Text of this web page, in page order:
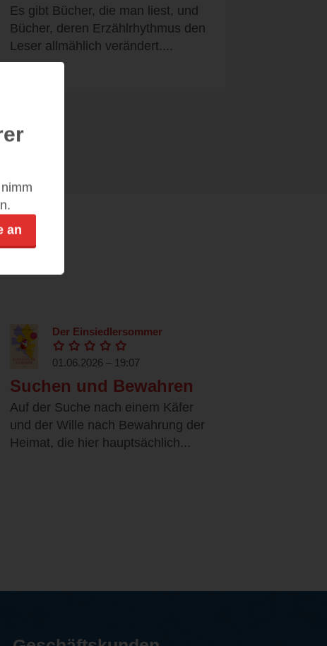
Es gibt Bücher, die man liest, und
Bücher, deren Erzählrhythmus den
Leser allmählich verändert....
Der Einsiedlersommer
01.06.2026 – 19:07
Suchen und Bewahren
Auf der Suche nach einem Käfer
und der Wille nach Bewahrung der
Heimat, die hier hauptsächlich...
an